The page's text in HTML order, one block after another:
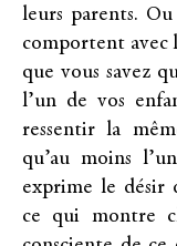
leurs parents.
comportent avec
que vous savez
l’un de vos
ressentir la
qu’au moins
exprime le désir
ce qui montre